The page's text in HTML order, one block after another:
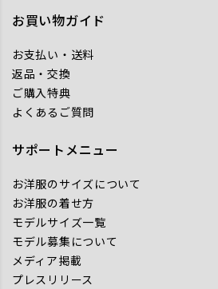
お買い物ガイド
お支払い・送料
返品・交換
ご購入特典
よくあるご質問
サポートメニュー
お洋服のサイズについて
お洋服の着せ方
モデルサイズ一覧
モデル募集について
メディア掲載
プレスリリース